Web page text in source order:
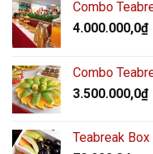
Combo
4.000.000,0₫
Combo
3.500.000,0₫
Teabreak Box